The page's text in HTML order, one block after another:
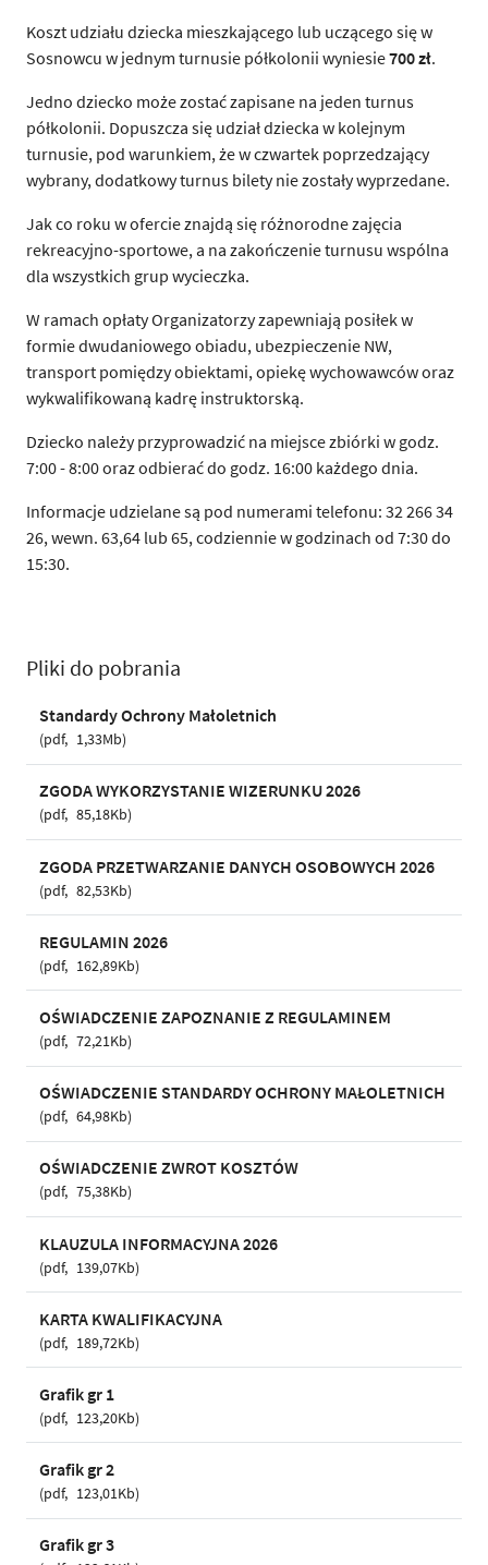
Koszt udziału dziecka mieszkającego lub uczącego się w
Sosnowcu w jednym turnusie półkolonii wyniesie700 zł.
Jedno dziecko może zostać zapisane na jeden turnus
półkolonii. Dopuszcza się udział dziecka w kolejnym
turnusie, pod warunkiem, że w czwartek poprzedzający
wybrany, dodatkowy turnus bilety nie zostały wyprzedane.
Jak co roku w ofercie znajdą się różnorodne zajęcia
rekreacyjno-sportowe, a na zakończenie turnusu wspólna
dla wszystkich grup wycieczka.
W ramach opłaty Organizatorzy zapewniają posiłek w
formie dwudaniowego obiadu, ubezpieczenie NW,
transport pomiędzy obiektami, opiekę wychowawców oraz
wykwalifikowaną kadrę instruktorską.
Dziecko należy przyprowadzić na miejsce zbiórki w godz.
7:00 - 8:00 oraz odbierać do godz. 16:00 każdego dnia.
Informacje udzielane są pod numerami telefonu: 32 266 34
26, wewn. 63,64 lub 65, codziennie w godzinach od 7:30 do
15:30.
Pliki do pobrania
Standardy Ochrony Małoletnich
pdf 1,33Mb
ZGODA WYKORZYSTANIE WIZERUNKU 2026
pdf 85,18Kb
ZGODA PRZETWARZANIE DANYCH OSOBOWYCH 2026
pdf 82,53Kb
REGULAMIN 2026
pdf 162,89Kb
OŚWIADCZENIE ZAPOZNANIE Z REGULAMINEM
pdf 72,21Kb
OŚWIADCZENIE STANDARDY OCHRONY MAŁOLETNICH
pdf 64,98Kb
OŚWIADCZENIE ZWROT KOSZTÓW
pdf 75,38Kb
KLAUZULA INFORMACYJNA 2026
pdf 139,07Kb
KARTA KWALIFIKACYJNA
pdf 189,72Kb
Grafik gr 1
pdf 123,20Kb
Grafik gr 2
pdf 123,01Kb
Grafik gr 3